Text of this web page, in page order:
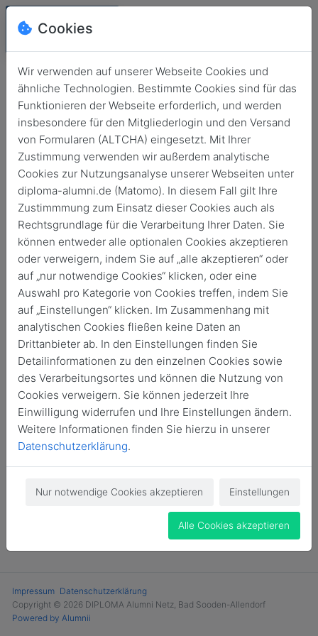
Login
Keine Zugangsdaten?
Login
Jetzt Mitglied werden
Impressum Datenschutzerklärung
Copyright © 2026 DIPLOMA Alumni Netz, Bad Sooden-Allendorf
Powered by Alumnii
Cookies
Wir verwenden auf unserer Webseite Cookies und
ähnliche Technologien. Bestimmte Cookies sind für das
Funktionieren der Webseite erforderlich, und werden
insbesondere für den Mitgliederlogin und den Versand
von Formularen (ALTCHA) eingesetzt. Mit Ihrer
Zustimmung verwenden wir außerdem analytische
Cookies zur Nutzungsanalyse unserer Webseiten unter
diploma-alumni.de (Matomo). In diesem Fall gilt Ihre
Zustimmmung zum Einsatz dieser Cookies auch als
Rechtsgrundlage für die Verarbeitung Ihrer Daten. Sie
können entweder alle optionalen Cookies akzeptieren
oder verweigern, indem Sie auf „alle akzeptieren“ oder
auf „nur notwendige Cookies“ klicken, oder eine
Auswahl pro Kategorie von Cookies treffen, indem Sie
auf „Einstellungen“ klicken. Im Zusammenhang mit
analytischen Cookies fließen keine Daten an
Drittanbieter ab. In den Einstellungen finden Sie
Detailinformationen zu den einzelnen Cookies sowie
des Verarbeitungsortes und können die Nutzung von
Cookies verweigern. Sie können jederzeit Ihre
Einwilligung widerrufen und Ihre Einstellungen ändern.
Weitere Informationen finden Sie hierzu in unserer
Datenschutzerklärung.
Nur notwendige Cookies akzeptieren Einstellungen
Alle Cookies akzeptieren